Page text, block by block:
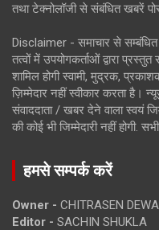
तथा टेक्नोलॉजी से संबंधित खबरें
Disclaimer - समाचार से
तत्वों में उपयोगकर्ताओं द्वारा
शामिल होगी स्वामी, मुद्रक,
ज़िम्मेदार नहीं स्वीकार करता है।
संवाददाता / खबर देने वाला स्वयं
की कोई भी जिम्मेदारी नहीं होगी.
हमसे सम्पर्क करें
Owner - CHITRASEN
Editor - SACHIN SHUKLA